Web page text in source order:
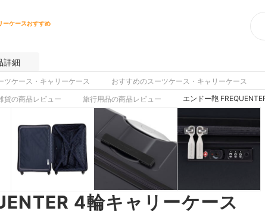
ーケースおすすめ
詳細
ツケース・キャリーケース おすすめのスーツケース・キャリーケース
貨の商品レビュー 旅行用品の商品レビュー エンドー鞄
4輪キャリーケース